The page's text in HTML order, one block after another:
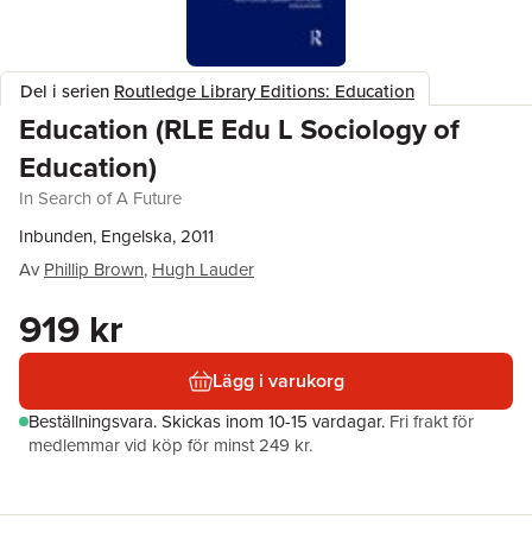
Del i serien Routledge Library Editions: Education
Education (RLE Edu L Sociology of
Education)
In Search of A Future
Inbunden, Engelska, 2011
Av Phillip Brown, Hugh Lauder
919 kr
Lägg i varukorg
Beställningsvara.Skickas inom 10-15 vardagar. Fri frakt för
medlemmar vid köp för minst 249 kr.